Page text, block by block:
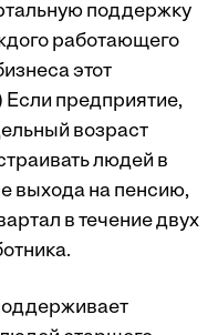
поддержку
работающего
этот
Если предприятие,
возраст
людей в
выхода на пенсию,
в течение двух